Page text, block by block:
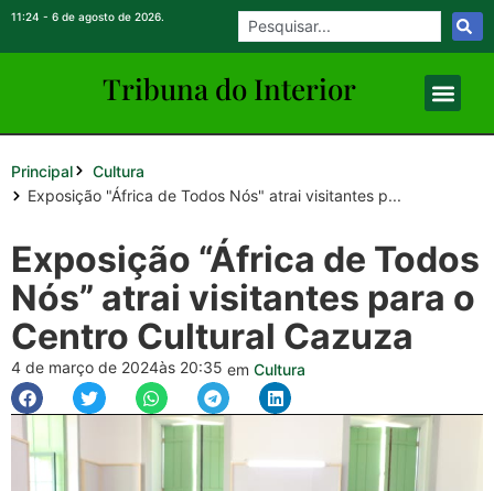
11:24 - 6 de agosto de 2026.
Tribuna do Interior
Principal
Cultura
Exposição "África de Todos Nós" atrai visitantes p...
Exposição “África de Todos
Nós” atrai visitantes para o
Centro Cultural Cazuza
4 de março de 2024às 20:35 em Cultura